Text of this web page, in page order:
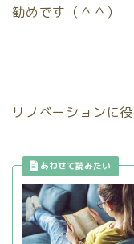
勧めです（＾＾）
リノベーションに